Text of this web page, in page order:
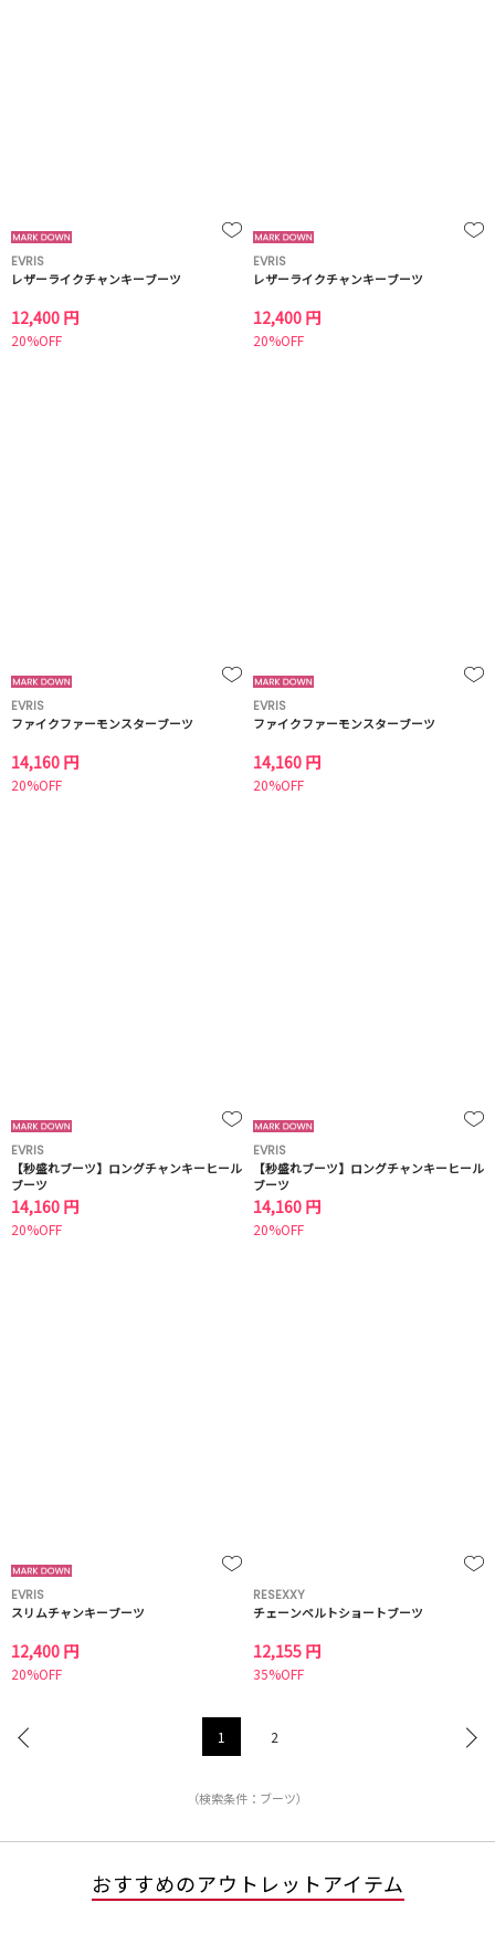
EVRIS
レザーライクチャンキーブーツ
12,400 円
20%OFF
EVRIS
レザーライクチャンキーブーツ
12,400 円
20%OFF
EVRIS
ファイクファーモンスターブーツ
14,160 円
20%OFF
EVRIS
ファイクファーモンスターブーツ
14,160 円
20%OFF
EVRIS
【秒盛れブーツ】ロングチャンキーヒール
ブーツ
14,160 円
20%OFF
EVRIS
【秒盛れブーツ】ロングチャンキーヒール
ブーツ
14,160 円
20%OFF
EVRIS
スリムチャンキーブーツ
12,400 円
20%OFF
RESEXXY
チェーンベルトショートブーツ
12,155 円
35%OFF
1 2
（検索条件：ブーツ）
おすすめのアウトレットアイテム